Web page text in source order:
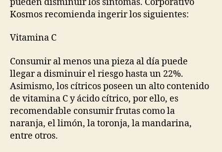
Kosmos recomienda ingerir los siguientes:
Vitamina C
Consumir al menos una pieza al día puede
llegar a disminuir el riesgo hasta un 22%.
Asimismo, los cítricos poseen un alto contenido
de vitamina C y ácido cítrico, por ello, es
recomendable consumir frutas como la
naranja, el limón, la toronja, la mandarina,
entre otros.